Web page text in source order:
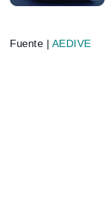
Fuente | AEDIVE